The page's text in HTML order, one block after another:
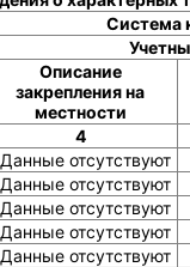
Система
Описание
закрепления на
местности
4
Данные отсутствуют
Данные отсутствуют
Данные отсутствуют
Данные отсутствуют
Данные отсутствуют